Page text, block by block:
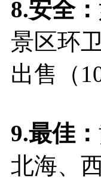
8.安全：
景区环
出售（
9.最佳：
北海、